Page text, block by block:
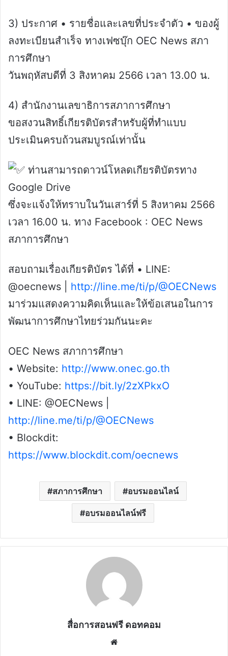
3) ประกาศ • รายชื่อและเลขที่ประจำตัว • ของผู้
ลงทะเบียนสำเร็จ ทางเฟซบุ๊ก OEC News สภา
การศึกษา
วันพฤหัสบดีที่ 3 สิงหาคม 2566 เวลา 13.00 น.
4) สำนักงานเลขาธิการสภาการศึกษา
ขอสงวนสิทธิ์เกียรติบัตรสำหรับผู้ที่ทำแบบ
ประเมินครบถ้วนสมบูรณ์เท่านั้น
ท่านสามารถดาวน์โหลดเกียรติบัตรทาง
Google Drive
ซึ่งจะแจ้งให้ทราบในวันเสาร์ที่ 5 สิงหาคม 2566
เวลา 16.00 น. ทาง Facebook : OEC News
สภาการศึกษา
สอบถามเรื่องเกียรติบัตร ได้ที่ • LINE:
@oecnews | http://line.me/ti/p/@OECNews
มาร่วมแสดงความคิดเห็นและให้ข้อเสนอในการ
พัฒนาการศึกษาไทยร่วมกันนะคะ
OEC News สภาการศึกษา
• Website: http://www.onec.go.th
• YouTube: https://bit.ly/2zXPkxO
• LINE: @OECNews |
http://line.me/ti/p/@OECNews
• Blockdit:
https://www.blockdit.com/oecnews
สภาการศึกษา อบรมออนไลน์
อบรมออนไลน์ฟรี
สื่อการสอนฟรี ดอทคอม